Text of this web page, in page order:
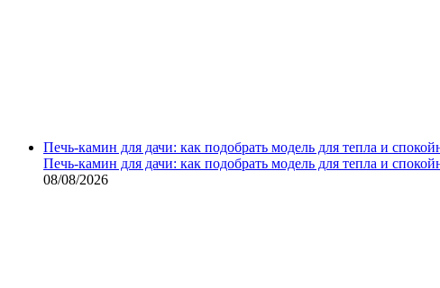
Печь-камин для дачи: как подобрать модель для тепла и
Печь-камин для дачи: как подобрать модель для тепла и
08/08/2026